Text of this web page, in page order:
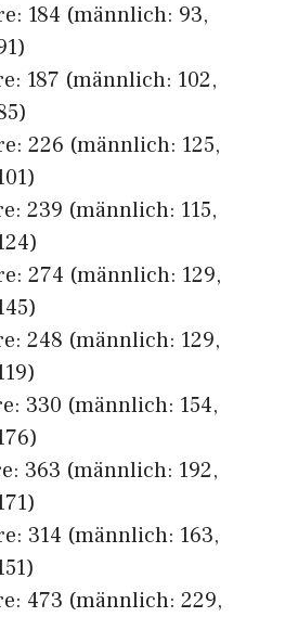
184 (männlich: 93,
187 (männlich: 102,
226 (männlich: 125,
239 (männlich: 115,
274 (männlich: 129,
248 (männlich: 129,
330 (männlich: 154,
363 (männlich: 192,
314 (männlich: 163,
473 (männlich: 229,